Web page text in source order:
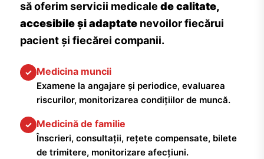
să oferim servicii medicale de calitate,
accesibile și adaptate nevoilor fiecărui
pacient și fiecărei companii.
✓ Medicina muncii
Examene la angajare și periodice, evaluarea
riscurilor, monitorizarea condițiilor de muncă.
✓ Medicină de familie
Înscrieri, consultații, rețete compensate, bilete
de trimitere, monitorizare afecțiuni.